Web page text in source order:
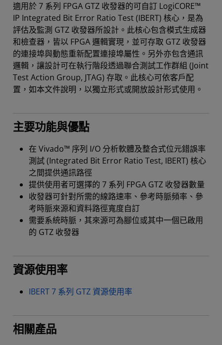
適用於 7 系列 FPGA GTZ 收發器的可自訂 LogiCORE™
IP Integrated Bit Error Ratio Test (IBERT) 核心，是為
評估及監測 GTZ 收發器所設計。此核心包含模式生成器
和檢查器，皆以 FPGA 邏輯實現，並可存取 GTZ 收發器
的連接埠與動態重新配置連接埠屬性。另外亦包含通訊
邏輯，讓設計可在執行階段透過聯合測試工作群組 (Joint
Test Action Group, JTAG) 存取。此核心可依客戶配
置，如本文件說明，以獨立形式或開放設計形式使用。
主要功能與優點
在 Vivado™ 序列 I/O 分析軟體及整合式位元錯誤率
測試 (Integrated Bit Error Ratio Test, IBERT) 核心
之間提供通訊路徑
提供使用者可選擇的 7 系列 FPGA GTZ 收發器數量
收發器可針對所需的線路速率、參考時脈頻率、參
考時脈來源和資料路徑寬度自訂
需要系統時脈，其來源可為腳位或其中一個已啟用
的 GTZ 收發器
資源使用率
IBERT 7 系列 GTZ 資源使用率
相關產品